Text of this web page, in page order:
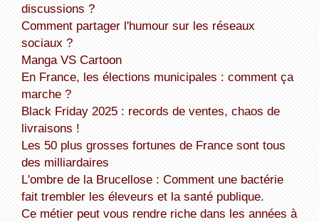
discussions ?
Comment partager l'humour sur les réseaux
sociaux ?
Manga VS Cartoon
En France, les élections municipales : comment ça
marche ?
Black Friday 2025 : records de ventes, chaos de
livraisons !
Les 50 plus grosses fortunes de France sont tous
des milliardaires
L'ombre de la Brucellose : Comment une bactérie
fait trembler les éleveurs et la santé publique.
Ce métier peut vous rendre riche dans les années à